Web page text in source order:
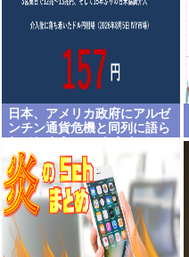
日本、アメリカ政府にアルゼ
ンチン通貨危機と同列に語ら
158円に戻る